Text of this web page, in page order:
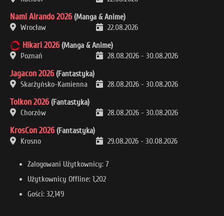
Nami Airando 2026 (Manga & Anime)
Wrocław
22.08.2026
Hikari 2026 (Manga & Anime)
Poznań
28.08.2026 - 30.08.2026
Jagacon 2026 (Fantastyka)
Skarżyńsko-Kamienna
28.08.2026 - 30.08.2026
Tolkon 2026 (Fantastyka)
Chorzów
28.08.2026 - 30.08.2026
KrosCon 2026 (Fantastyka)
Krosno
29.08.2026 - 30.08.2026
Zalogowani Użytkownicy: 7
Użytkownicy Offline: 1,202
Gości: 32,149